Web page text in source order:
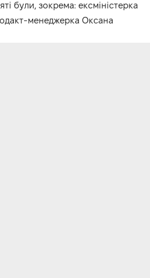
були, зокрема: ексміністерка
менеджерка Оксана